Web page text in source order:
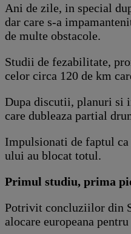
Ani de zile, in special
dar care s-a
de multe obstacole.
Studii de fezabilitate,
celor circa 120 de km
Dupa discutii, planuri si
care dubleaza partial
Impulsionati de faptul
ului au blocat totul.
Primul studiu, prima
Potrivit concluziilor din
alocare europeana